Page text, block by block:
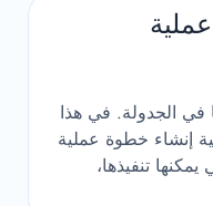
في الجدولة. في هذا
إنشاء خطوة عملية
تنفيذها،